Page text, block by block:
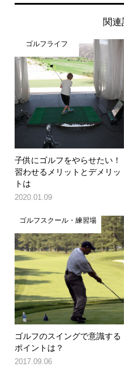
関連
ゴルフライフ
子供にゴルフをやらせたい！
習わせるメリットとデメリッ
トは
2020.01.09
ゴルフスクール・練習場
ゴルフのスイングで意識する
ポイントは？
2017.09.06